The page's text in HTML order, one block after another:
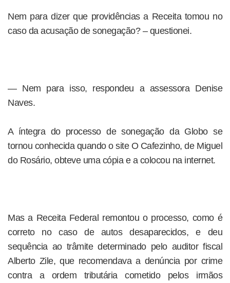
Nem para dizer que providências a Receita tomou no
caso da acusação de sonegação? – questionei.
— Nem para isso, respondeu a assessora Denise
Naves.
A íntegra do processo de sonegação da Globo se
tornou conhecida quando o site O Cafezinho, de Miguel
do Rosário, obteve uma cópia e a colocou na internet.
Mas a Receita Federal remontou o processo, como é
correto no caso de autos desaparecidos, e deu
sequência ao trâmite determinado pelo auditor fiscal
Alberto Zile, que recomendava a denúncia por crime
contra a ordem tributária cometido pelos irmãos